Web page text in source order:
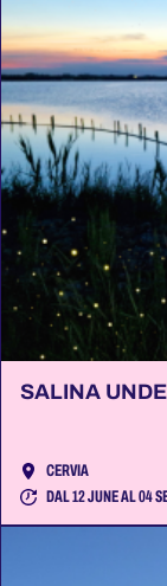
SALINA
CERVIA
DAL 12 JUNE AL 04